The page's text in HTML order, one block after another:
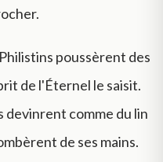
poussèrent des
de l'Éternel le saisit.
devinrent comme du lin
de ses mains.